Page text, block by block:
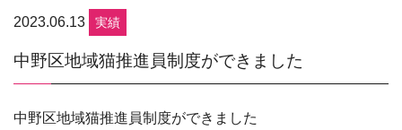
2023.06.13 実績
中野区地域猫推進員制度ができました
中野区地域猫推進員制度ができました